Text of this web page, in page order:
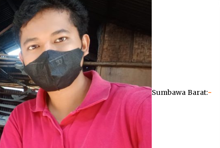
Sekjen GTKN Desak Revisi
PermenPANRB Nomor 9 Tahun 2026,
Soroti Ketidakpastian Nasib PPPK
Paruh Waktu di Tengah
Keterbatasan Fiskal Daerah
4 minggu ago
Sumbawa Barat:-